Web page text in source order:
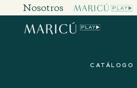
Nosotros
CATÁLOGO